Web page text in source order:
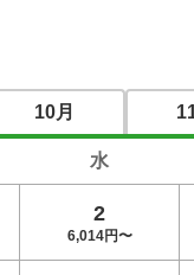
10月
水
2
6,014円〜